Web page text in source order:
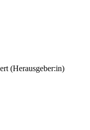
(Herausgeber:in)